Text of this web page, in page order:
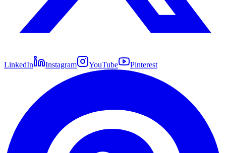
LinkedIn Instagram YouTube Pinterest